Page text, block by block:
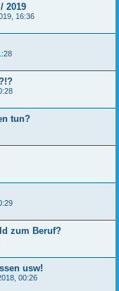
2019
16:36
tun?
zum Beruf?
usw!
00:26